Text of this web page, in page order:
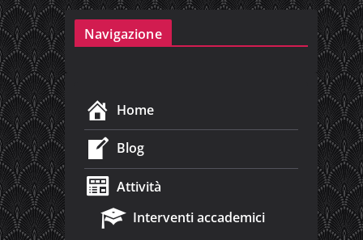
Navigazione
Home
Blog
Attività
Interventi accademici